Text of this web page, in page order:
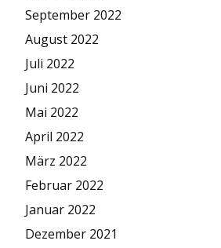
September 2022
August 2022
Juli 2022
Juni 2022
Mai 2022
April 2022
März 2022
Februar 2022
Januar 2022
Dezember 2021